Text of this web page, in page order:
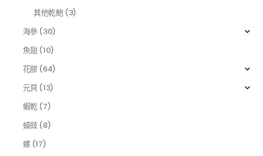
其他乾鮑 (3)
海參 (30)
魚翅 (10)
花膠 (64)
元貝 (13)
蝦乾 (7)
蠔豉 (8)
螺 (17)